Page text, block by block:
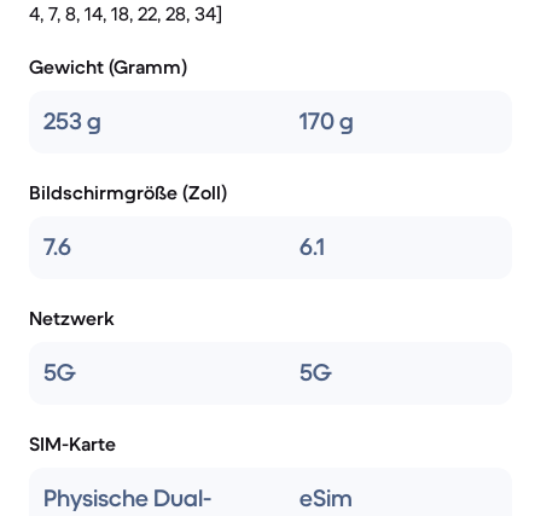
4, 7, 8, 14, 18, 22, 28, 34]
Gewicht (Gramm)
253 g 170 g
Bildschirmgröße (Zoll)
7.6 6.1
Netzwerk
5G 5G
SIM-Karte
Physische Dual-
eSim